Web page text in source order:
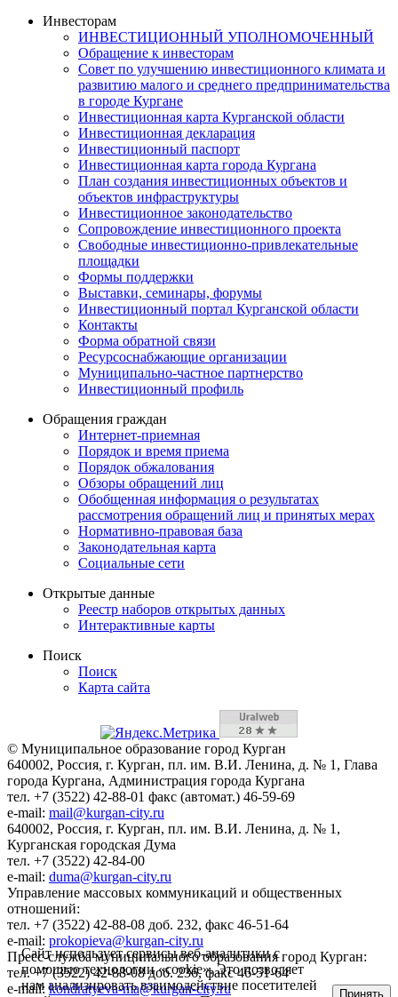
Инвесторам
ИНВЕСТИЦИОННЫЙ УПОЛНОМОЧЕННЫЙ
Обращение к инвесторам
Совет по улучшению инвестиционного климата и
развитию малого и среднего предпринимательства
в городе Кургане
Инвестиционная карта Курганской области
Инвестиционная декларация
Инвестиционный паспорт
Инвестиционная карта города Кургана
План создания инвестиционных объектов и
объектов инфраструктуры
Инвестиционное законодательство
Сопровождение инвестиционного проекта
Свободные инвестиционно-привлекательные
площадки
Формы поддержки
Выставки, семинары, форумы
Инвестиционный портал Курганской области
Контакты
Форма обратной связи
Ресурсоснабжающие организации
Муниципально-частное партнерство
Инвестиционный профиль
Обращения граждан
Интернет-приемная
Порядок и время приема
Порядок обжалования
Обзоры обращений лиц
Обобщенная информация о результатах
рассмотрения обращений лиц и принятых мерах
Нормативно-правовая база
Законодательная карта
Социальные сети
Открытые данные
Реестр наборов открытых данных
Интерактивные карты
Поиск
Поиск
Карта сайта
© Муниципальное образование город Курган
640002, Россия, г. Курган, пл. им. В.И. Ленина, д. № 1, Глава
города Кургана, Администрация города Кургана
тел. +7 (3522) 42-88-01 факс (автомат.) 46-59-69
e-mail: mail@kurgan-city.ru
640002, Россия, г. Курган, пл. им. В.И. Ленина, д. № 1,
Курганская городская Дума
тел. +7 (3522) 42-84-00
e-mail: duma@kurgan-city.ru
Управление массовых коммуникаций и общественных
отношений:
тел. +7 (3522) 42-88-08 доб. 232, факс 46-51-64
e-mail: prokopieva@kurgan-city.ru
Пресс-служба муниципального образования город Курган:
тел. +7 (3522) 42-88-08 доб. 236, факс 46-51-64
e-mail:kondratyeva-ma@kurgan-city.ru
Сайт использует сервисы веб-аналитики с
помощью технологии «cookie». Это позволяет
нам анализировать взаимодействие посетителей
Принять